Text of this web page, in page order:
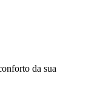
da sua